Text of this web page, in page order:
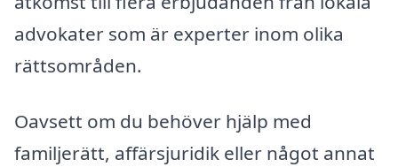
advokater som är experter inom olika
rättsområden.
Oavsett om du behöver hjälp med
familjerätt, affärsjuridik eller något annat